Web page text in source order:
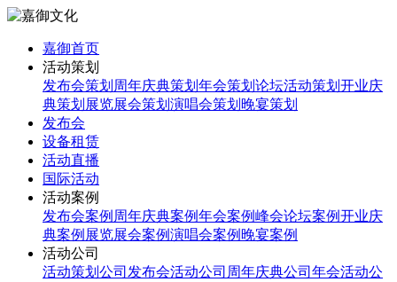
嘉御首页
活动策划
发布会策划 周年庆典策划 年会策划 论坛活动策划 开业庆
典策划 展览展会策划 演唱会策划 晚宴策划
发布会
设备租赁
活动直播
国际活动
活动案例
发布会案例 周年庆典案例年会案例峰会论坛案例开业庆
典案例 展览展会案例演唱会案例 晚宴案例
活动公司
活动策划公司 发布会活动公司 周年庆典公司 年会活动公